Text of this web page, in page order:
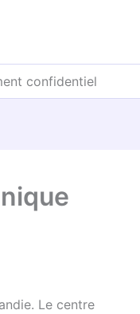
confidentiel
Le centre